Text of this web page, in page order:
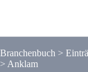
Branchenbuch >
> Anklam